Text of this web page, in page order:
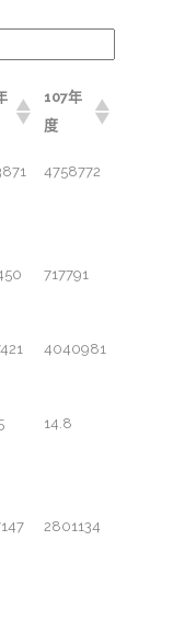
107年
度
4758772
717791
4040981
14.8
2801134